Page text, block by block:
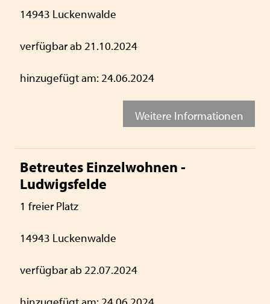
14943 Luckenwalde
verfügbar ab 21.10.2024
hinzugefügt am: 24.06.2024
Weitere Informationen
Betreutes Einzelwohnen -
Ludwigsfelde
1 freier Platz
14943 Luckenwalde
verfügbar ab 22.07.2024